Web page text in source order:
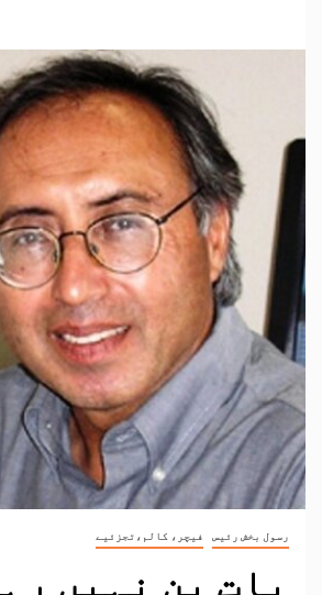
رسول بخش رئیس فیچر، کالم،تجزئیے
بات بن نہیں